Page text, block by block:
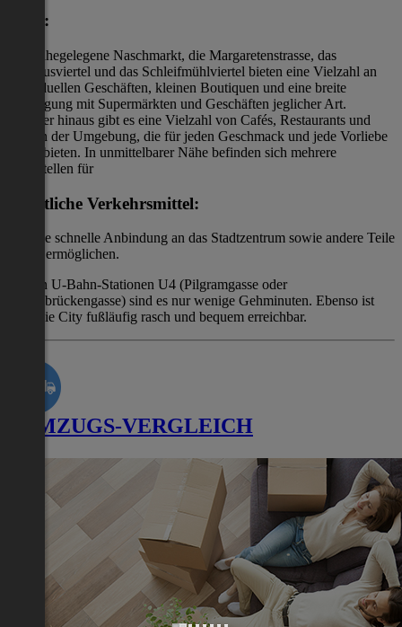
Lage:
Der nahegelegene Naschmarkt, die Margaretenstrasse, das
Freihausviertel und das Schleifmühlviertel bieten eine Vielzahl an
individuellen Geschäften, kleinen Boutiquen und eine breite
Versorgung mit Supermärkten und Geschäften jeglicher Art.
Darüber hinaus gibt es eine Vielzahl von Cafés, Restaurants und
Bars in der Umgebung, die für jeden Geschmack und jede Vorliebe
etwas bieten. In unmittelbarer Nähe befinden sich mehrere
Haltestellen für
öffentliche Verkehrsmittel:
die eine schnelle Anbindung an das Stadtzentrum sowie andere Teile
Wiens ermöglichen.
Zu den U-Bahn-Stationen U4 (Pilgramgasse oder
Kettenbrückengasse) sind es nur wenige Gehminuten. Ebenso ist
auch die City fußläufig rasch und bequem erreichbar.
UMZUGS-VERGLEICH